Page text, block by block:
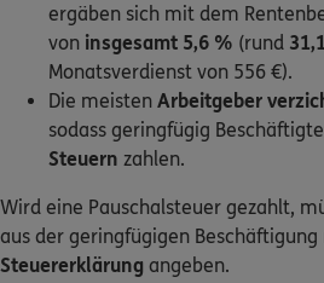
ergäben sich mit dem
von insgesamt 5,6 % (rund
Monatsverdienst von 556 €).
Die meisten Arbeitgeber
sodass geringfügig
Steuern zahlen.
Wird eine Pauschalsteuer gezahlt,
aus der geringfügigen
Steuererklärung angeben.